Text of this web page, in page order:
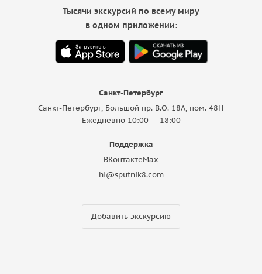
Санкт-Петербург
Санкт-Петербург, Большой пр. В.О. 18A, пом. 48Н
Ежедневно 10:00 — 18:00
Поддержка
ВКонтактеMax
hi@sputnik8.com
Добавить экскурсию
Тысячи экскурсий по всему миру
в одном приложении: